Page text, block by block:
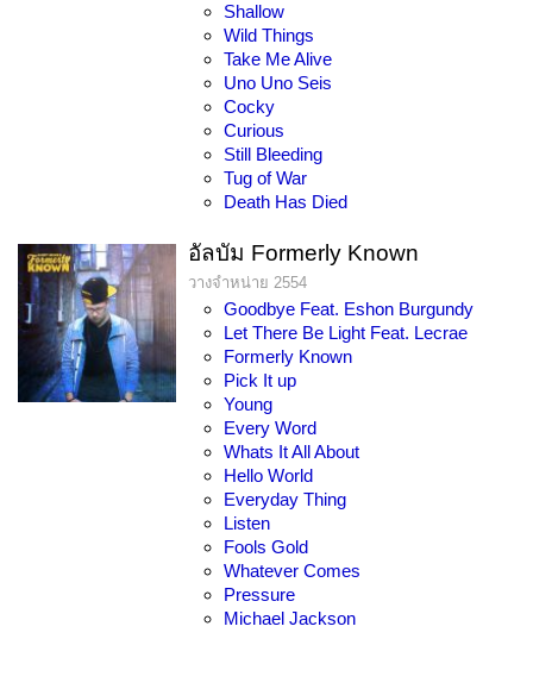
Shallow
Wild Things
Take Me Alive
Uno Uno Seis
Cocky
Curious
Still Bleeding
Tug of War
Death Has Died
อัลบัม Formerly Known
วางจำหน่าย 2554
Goodbye Feat. Eshon Burgundy
Let There Be Light Feat. Lecrae
Formerly Known
Pick It up
Young
Every Word
Whats It All About
Hello World
Everyday Thing
Listen
Fools Gold
Whatever Comes
Pressure
Michael Jackson